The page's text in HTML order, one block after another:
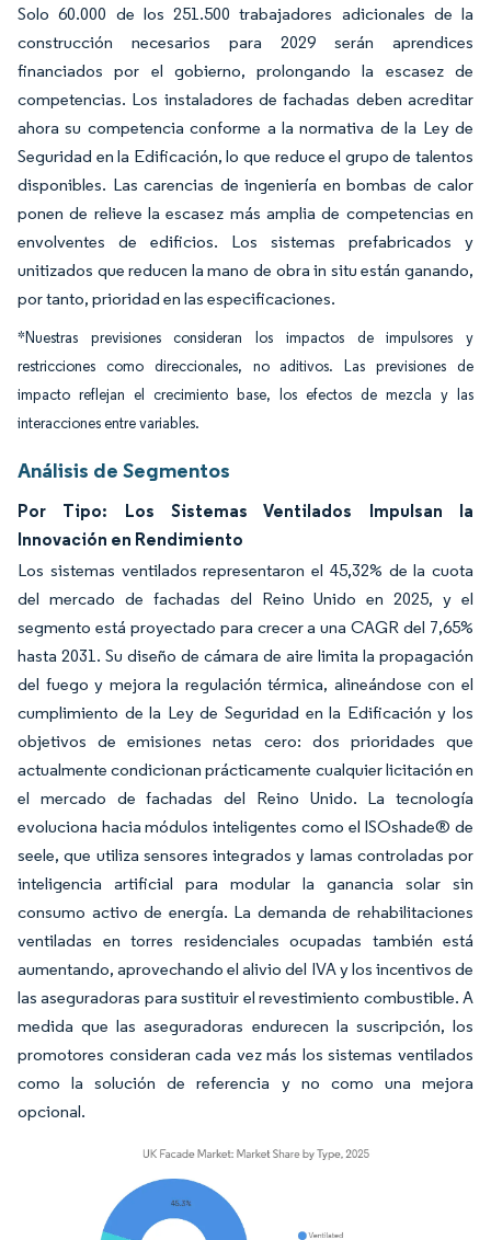
Solo 60.000 de los 251.500 trabajadores adicionales de la
construcción necesarios para 2029 serán aprendices
financiados por el gobierno, prolongando la escasez de
competencias. Los instaladores de fachadas deben acreditar
ahora su competencia conforme a la normativa de la Ley de
Seguridad en la Edificación, lo que reduce el grupo de talentos
disponibles. Las carencias de ingeniería en bombas de calor
ponen de relieve la escasez más amplia de competencias en
envolventes de edificios. Los sistemas prefabricados y
unitizados que reducen la mano de obra in situ están ganando,
por tanto, prioridad en las especificaciones.
*Nuestras previsiones consideran los impactos de impulsores y
restricciones como direccionales, no aditivos. Las previsiones de
impacto reflejan el crecimiento base, los efectos de mezcla y las
interacciones entre variables.
Análisis de Segmentos
Por Tipo: Los Sistemas Ventilados Impulsan la
Innovación en Rendimiento
Los sistemas ventilados representaron el 45,32% de la cuota
del mercado de fachadas del Reino Unido en 2025, y el
segmento está proyectado para crecer a una CAGR del 7,65%
hasta 2031. Su diseño de cámara de aire limita la propagación
del fuego y mejora la regulación térmica, alineándose con el
cumplimiento de la Ley de Seguridad en la Edificación y los
objetivos de emisiones netas cero: dos prioridades que
actualmente condicionan prácticamente cualquier licitación en
el mercado de fachadas del Reino Unido. La tecnología
evoluciona hacia módulos inteligentes como el ISOshade® de
seele, que utiliza sensores integrados y lamas controladas por
inteligencia artificial para modular la ganancia solar sin
consumo activo de energía. La demanda de rehabilitaciones
ventiladas en torres residenciales ocupadas también está
aumentando, aprovechando el alivio del IVA y los incentivos de
las aseguradoras para sustituir el revestimiento combustible. A
medida que las aseguradoras endurecen la suscripción, los
promotores consideran cada vez más los sistemas ventilados
como la solución de referencia y no como una mejora
opcional.